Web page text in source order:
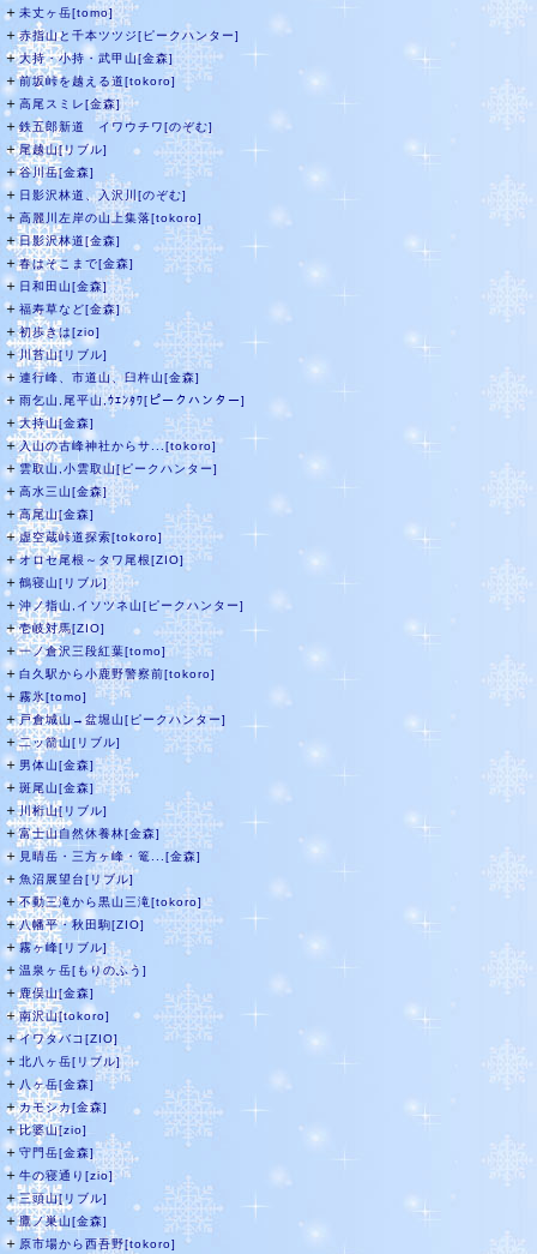
＋ 未丈ヶ岳[tomo]
＋赤指山と千本ツツジ[ピークハンター]
＋大持・小持・武甲山[金森]
＋前坂峠を越える道[tokoro]
＋ 高尾スミレ[金森]
＋鉄五郎新道 イワウチワ[のぞむ]
＋尾越山[リブル]
＋谷川岳[金森]
＋ 日影沢林道、入沢川[のぞむ]
＋ 高麗川左岸の山上集落[tokoro]
＋日影沢林道[金森]
＋春はそこまで[金森]
＋ 日和田山[金森]
＋ 福寿草など[金森]
＋初歩きは[zio]
＋川苔山[リブル]
＋ 連行峰、市道山、臼杵山[金森]
＋ 雨乞山,尾平山,ｳｴﾝﾀﾜ[ピークハンター]
＋大持山[金森]
＋入山の古峰神社からサ...[tokoro]
＋雲取山,小雲取山[ピークハンター]
＋ 高水三山[金森]
＋高尾山[金森]
＋虚空蔵峠道探索[tokoro]
＋オロセ尾根～タワ尾根[ZIO]
＋ 鶴寝山[リブル]
＋沖ノ指山,イソツネ山[ピークハンター]
＋壱岐対馬[ZIO]
＋一ノ倉沢三段紅葉[tomo]
＋ 白久駅から小鹿野警察前[tokoro]
＋ 霧氷[tomo]
＋戸倉城山→盆堀山[ピークハンター]
＋二ッ箭山[リブル]
＋ 男体山[金森]
＋ 斑尾山[金森]
＋川桁山[リブル]
＋富士山自然休養林[金森]
＋ 見晴岳・三方ヶ峰・篭...[金森]
＋ 魚沼展望台[リブル]
＋不動三滝から黒山三滝[tokoro]
＋八幡平・秋田駒[ZIO]
＋霧ヶ峰[リブル]
＋ 温泉ヶ岳[もりのふう]
＋鹿俣山[金森]
＋南沢山[tokoro]
＋イワタバコ[ZIO]
＋ 北八ヶ岳[リブル]
＋ 八ヶ岳[金森]
＋カモシカ[金森]
＋比婆山[zio]
＋ 守門岳[金森]
＋ 牛の寝通り[zio]
＋三頭山[リブル]
＋鷹ノ巣山[金森]
＋ 原市場から西吾野[tokoro]